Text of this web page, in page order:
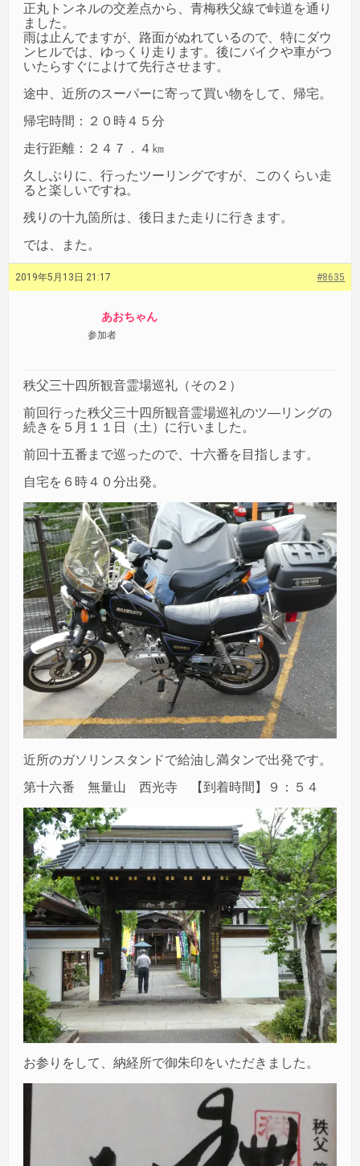
正丸トンネルの交差点から、青梅秩父線で峠道を通り
ました。
雨は止んでますが、路面がぬれているので、特にダウ
ンヒルでは、ゆっくり走ります。後にバイクや車がつ
いたらすぐによけて先行させます。
途中、近所のスーパーに寄って買い物をして、帰宅。
帰宅時間：２０時４５分
走行距離：２４７．４㎞
久しぶりに、行ったツーリングですが、このくらい走
ると楽しいですね。
残りの十九箇所は、後日また走りに行きます。
では、また。
2019年5月13日 21:17 #8635
あおちゃん
参加者
秩父三十四所観音霊場巡礼（その２）
前回行った秩父三十四所観音霊場巡礼のツ―リングの
続きを５月１１日（土）に行いました。
前回十五番まで巡ったので、十六番を目指します。
自宅を６時４０分出発。
近所のガソリンスタンドで給油し満タンで出発です。
第十六番 無量山 西光寺 【到着時間】９：５４
お参りをして、納経所で御朱印をいただきました。